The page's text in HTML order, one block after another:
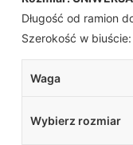
Długość od ramion
Szerokość w
Waga
Wybierz rozmiar